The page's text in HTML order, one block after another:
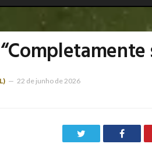
22 de junho de 2026